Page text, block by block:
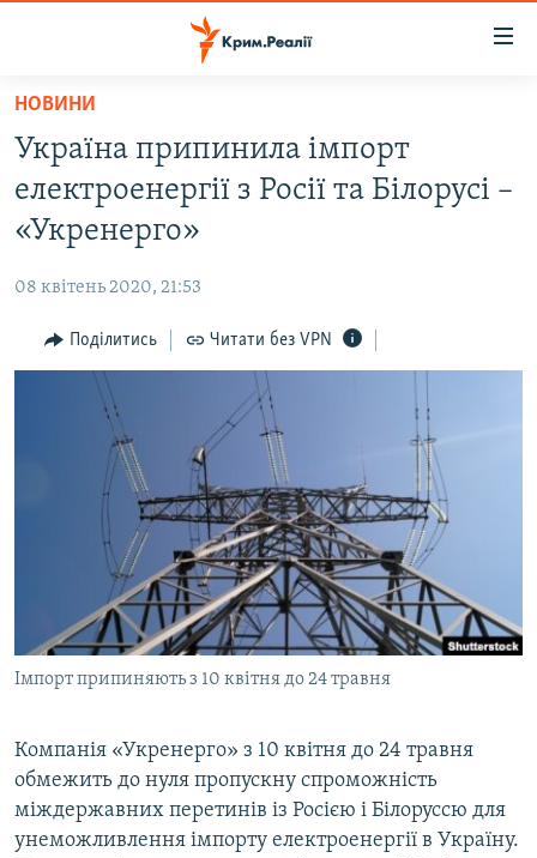
Перейти
основного
матеріалу
Перейти
до
основної
Перейти
до
ВОДА.КРИМ
ВІДЕО ТА ФОТО
БЛОГИ
ПОГЛЯД
ІНТЕРВ'Ю
ВСЕ ЗА ДЕНЬ
СПЕЦПРОЕКТИ
ВІДЕОУРОКИ «ELIFBE»
СВІДЧЕННЯ ОКУПАЦІЇ
УКРАЇНСЬКА ПРОБЛЕМА КРИМУ
ІНФОГРАФІКА
ЯК ОБІЙТИ БЛОКУВАННЯ
Qırımtatar
ДОЛУЧАЙСЯ!
Усі сайти RFE/RL
НОВИНИ
Україна припинила імпорт
електроенергії з Росії та Білорусі –
«Укренерго»
08 квітень 2020, 21:53
Поділитись Читати без VPN
Імпорт припиняють з 10 квітня до 24 травня
Компанія «Укренерго» з 10 квітня до 24 травня
обмежить до нуля пропускну спроможність
міждержавних перетинів із Росією і Білоруссю для
унеможливлення імпорту електроенергії в Україну.